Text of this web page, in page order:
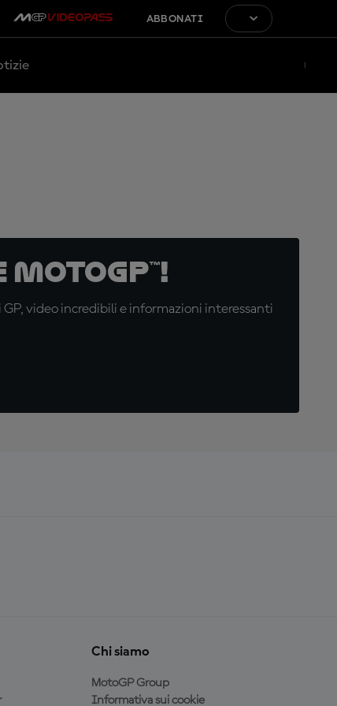
ABBONATI
video incredibili e informazioni interessanti
Chi siamo
MotoGP Group
Informativa sui cookie